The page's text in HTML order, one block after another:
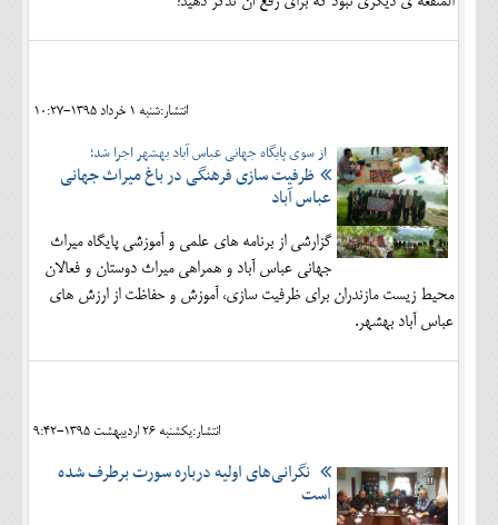
انتشار:شنبه 1 خرداد 1395-10:27
از سوی پایگاه جهانی عباس آباد بهشهر اجرا شد؛
ظرفیت سازی فرهنگی در باغ میراث جهانی
عباس آباد
گزارشی از برنامه های علمی و آموزشی پایگاه میراث
جهانی عباس آباد و همراهی میراث دوستان و فعالان
محیط زیست مازندران برای ظرفیت سازی، آموزش و حفاظت از ارزش های
عباس آباد بهشهر.
انتشار:يکشنبه 26 ارديبهشت 1395-9:42
نگرانی‌های اولیه درباره سورت برطرف شده
است